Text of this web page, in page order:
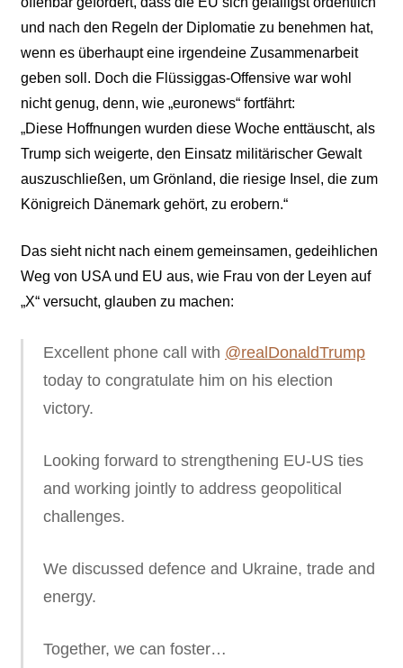
und nach den Regeln der Diplomatie zu benehmen hat,
wenn es überhaupt eine irgendeine Zusammenarbeit
geben soll. Doch die Flüssiggas-Offensive war wohl
nicht genug, denn, wie „euronews“ fortfährt:
„Diese Hoffnungen wurden diese Woche enttäuscht, als
Trump sich weigerte, den Einsatz militärischer Gewalt
auszuschließen, um Grönland, die riesige Insel, die zum
Königreich Dänemark gehört, zu erobern.“
Das sieht nicht nach einem gemeinsamen, gedeihlichen
Weg von USA und EU aus, wie Frau von der Leyen auf
„X“ versucht, glauben zu machen:
Excellent phone call with @realDonaldTrump
today to congratulate him on his election
victory.
Looking forward to strengthening EU-US ties
and working jointly to address geopolitical
challenges.
We discussed defence and Ukraine, trade and
energy.
Together, we can foster…